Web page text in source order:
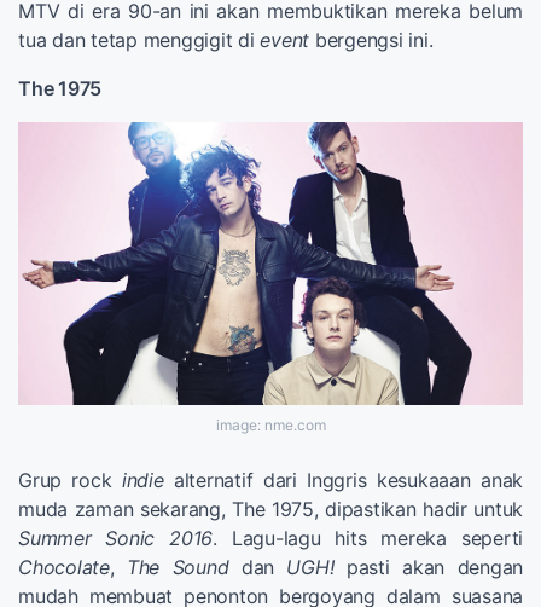
MTV di era 90-an ini akan membuktikan mereka belum
tua dan tetap menggigit dievent bergengsi ini.
The 1975
image: nme.com
Grup rock indiealternatif dari Inggris kesukaaan anak
muda zaman sekarang, The 1975, dipastikan hadir untuk
Summer Sonic 2016. Lagu-lagu hits mereka seperti
Chocolate, The Sounddan UGH!pasti akan dengan
mudah membuat penonton bergoyang dalam suasana